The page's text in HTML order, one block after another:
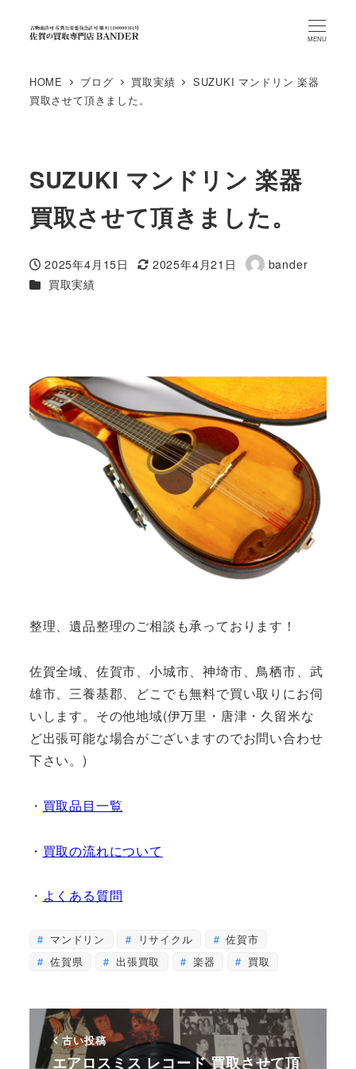
MENU
HOME ブログ 買取実績
SUZUKI マンドリン 楽器
買取させて頂きました。
SUZUKI マンドリン 楽器
買取させて頂きました。
投稿日
2025年4月15日
更新日
2025年4月21日
著
bander
カテゴリー
買取実績
整理、遺品整理のご相談も承っております！
佐賀全域、佐賀市、小城市、神埼市、鳥栖市、武
雄市、三養基郡、どこでも無料で買い取りにお伺
いします。その他地域(伊万里・唐津・久留米な
ど出張可能な場合がございますのでお問い合わせ
下さい。)
・ 買取品目一覧
・ 買取の流れについて
・ よくある質問
マンドリン リサイクル
佐賀市
佐賀県
出張買取 楽器 買取
古い投稿
エアロスミス レコード 買取させて頂